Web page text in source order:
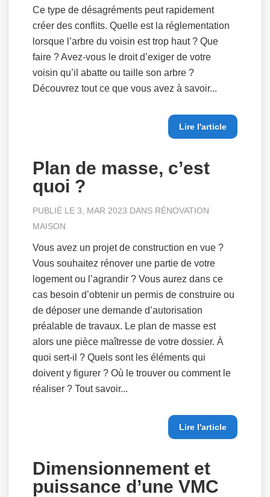
Ce type de désagréments peut rapidement
créer des conflits. Quelle est la réglementation
lorsque l’arbre du voisin est trop haut ? Que
faire ? Avez-vous le droit d’exiger de votre
voisin qu’il abatte ou taille son arbre ?
Découvrez tout ce que vous avez à savoir...
Lire l'article
Plan de masse, c’est
quoi ?
PUBLIÉ LE 3, MAR 2023 DANS RÉNOVATION
MAISON
Vous avez un projet de construction en vue ?
Vous souhaitez rénover une partie de votre
logement ou l’agrandir ? Vous aurez dans ce
cas besoin d’obtenir un permis de construire ou
de déposer une demande d’autorisation
préalable de travaux. Le plan de masse est
alors une pièce maîtresse de votre dossier. À
quoi sert-il ? Quels sont les éléments qui
doivent y figurer ? Où le trouver ou comment le
réaliser ? Tout savoir...
Lire l'article
Dimensionnement et
puissance d’une VMC